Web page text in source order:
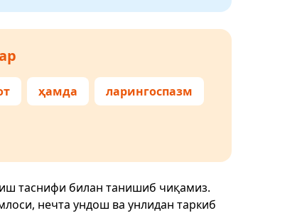
ҳамда ларингоспазм
таснифи билан танишиб чиқамиз.
нечта ундош ва унлидан таркиб